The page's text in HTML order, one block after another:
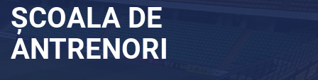
ȘCOALA DE
ANTRENORI